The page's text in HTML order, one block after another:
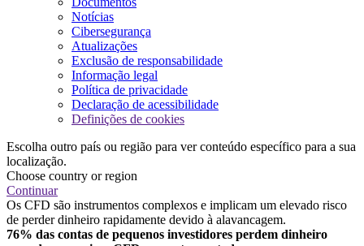
Notícias
Cibersegurança
Atualizações
Exclusão de responsabilidade
Informação legal
Política de privacidade
Declaração de acessibilidade
Definições de cookies
Escolha outro país ou região para ver conteúdo específico para a sua
localização.
Choose country or region
Continuar
Os CFD são instrumentos complexos e implicam um elevado risco
de perder dinheiro rapidamente devido à alavancagem.
76% das contas de pequenos investidores perdem dinheiro